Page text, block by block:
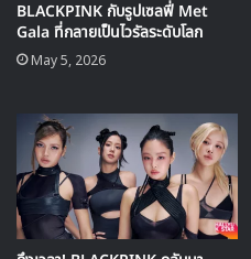
ของพวกเธอมีผู้เข้าชมมากถึง
BLACKPINK กับรูปเซลฟี่ Met
Gala ที่กลายเป็นไวรัลระดับโลก
May 5, 2026